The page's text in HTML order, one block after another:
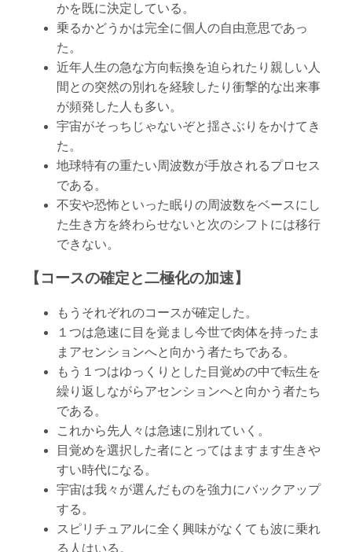
かを既に決定している。
乗るかどうかは完全に個人の自由意思であっ
た。
近年人生の急な方向転換を迫られたり親しい人
間との突然の別れを経験したり衝撃的な出来事
が頻発した人も多い。
宇宙がそっちじゃないぞと揺さぶりをかけてき
た。
地球特有の重たい周波数が手放されるプロセス
である。
不安や恐怖といった眠りの周波数をベースにし
た生き方を終わらせないと次のシフトには移行
できない。
【コースの確定と二極化の加速】
もうそれぞれのコースが確定した。
１つは急速に目を覚まし今世で肉体を持ったま
まアセンションへと向かう者たちである。
もう１つはゆっくりとした目覚めの中で転生を
繰り返しながらアセンションへと向かう者たち
である。
これから先人々は急速に別れていく。
目覚めを選択した者にとってはますます生きや
すい時代になる。
宇宙は我々が選んだものを強力にバックアップ
する。
スピリチュアルに全く興味がなくても波に乗れ
る人はいる。